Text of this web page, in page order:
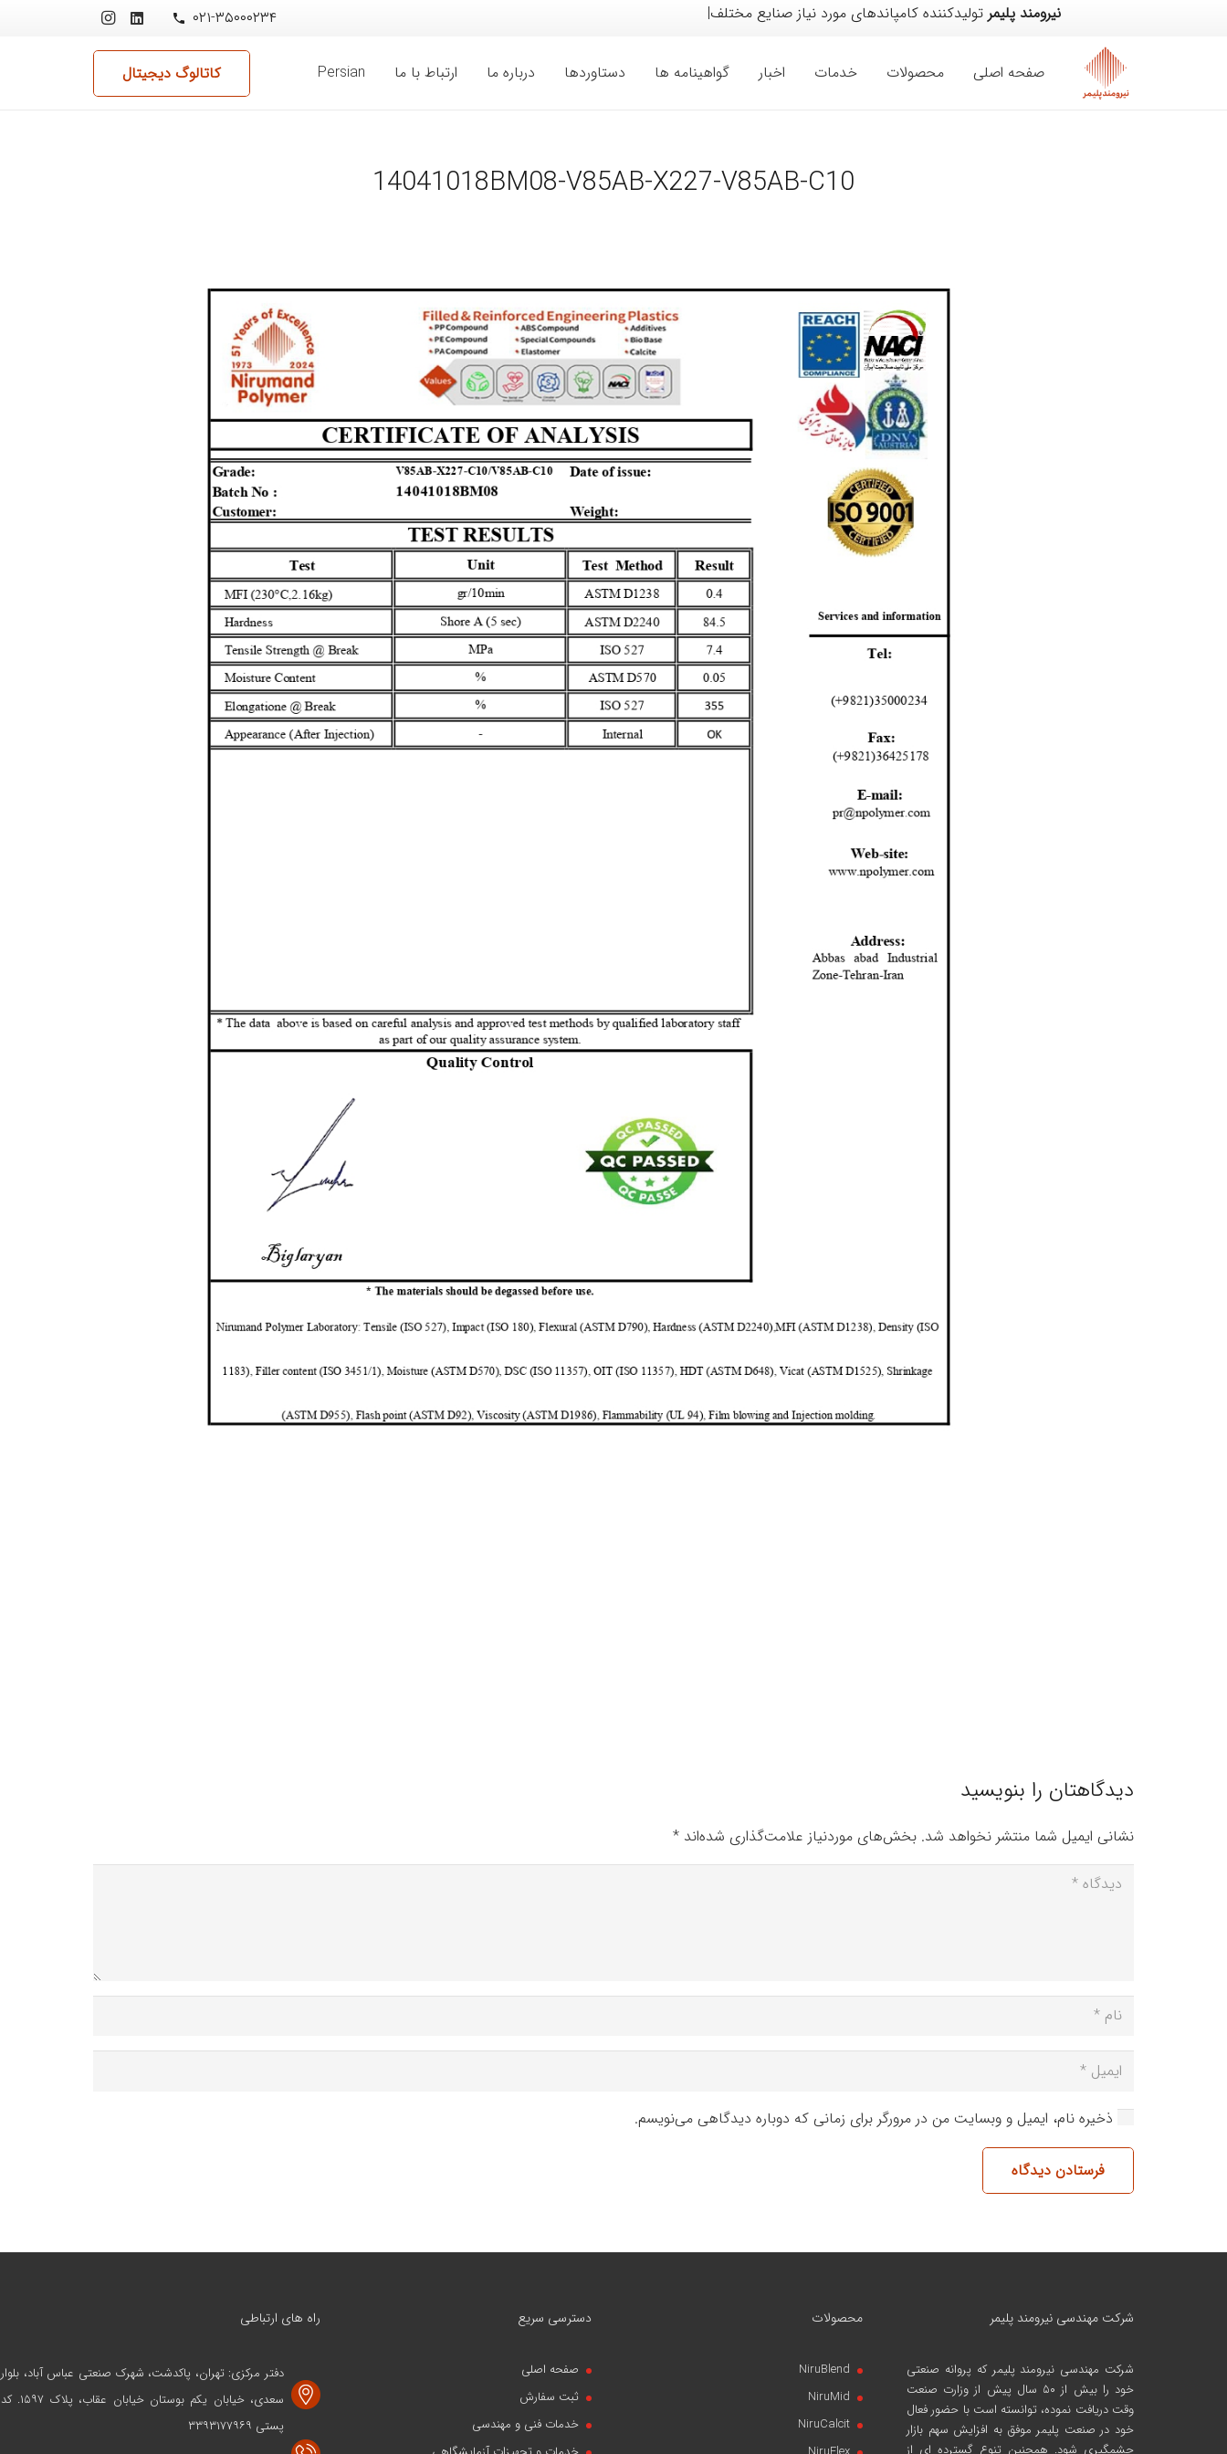
نیرومند پلیمر تولیدکننده کامپاندهای مورد نیاز صنایع مختلف خودرو، ۰۲۱-۳۵۰۰۰۲۳۴ phone
صفحه اصلی محصولات خدمات اخبار گواهینامه ها دستاوردها درباره ما ارتباط با ما Persian کاتالوگ دیجیتال
14041018BM08-V85AB-X227-V85AB-C10
دیدگاهتان را بنویسید
نشانی ایمیل شما منتشر نخواهد شد. بخش‌های موردنیاز علامت‌گذاری شده‌اند *
ذخیره نام، ایمیل و وبسایت من در مرورگر برای زمانی که دوباره دیدگاهی می‌نویسم.
فرستادن دیدگاه
شرکت مهندسی نیرومند پلیمر
شرکت مهندسی نیرومند پلیمرکه پروانه صنعتی
خود را بیش از ۵۰ سال پیش از وزارت صنعت
وقت دریافت نموده، توانسته است با حضور فعال
خود در صنعت پلیمر موفق به افزایش سهم بازار
چشمگیری شود. همچنین تنوع گسترده ای از
محصولات
NiruBlend
NiruMid
NiruCalcit
دسترسی سریع
صفحه اصلی
ثبت سفارش
خدمات فنی و مهندسی
راه های ارتباطی
دفتر مرکزی: تهران، پاکدشت، شهرک صنعتی عباس آباد، بلوار
سعدی، خیابان یکم بوستان خیابان عقاب، پلاک ۱۵۹۷. کد
پستی ۳۳۹۳۱۷۷۹۶۹